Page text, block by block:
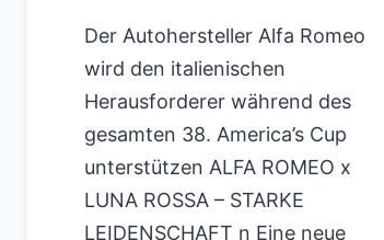
Der Autohersteller Alfa Romeo
wird den italienischen
Herausforderer während des
gesamten 38. America’s Cup
unterstützen ALFA ROMEO x
LUNA ROSSA – STARKE
LEIDENSCHAFT n Eine neue